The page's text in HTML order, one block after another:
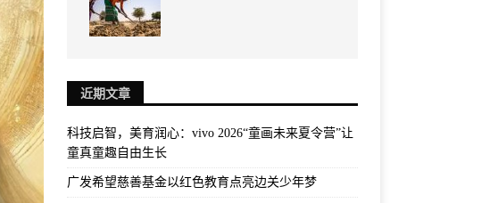
近期文章
科技启智，美育润心：vivo 2026“童画未来夏令营”让
童真童趣自由生长
广发希望慈善基金以红色教育点亮边关少年梦